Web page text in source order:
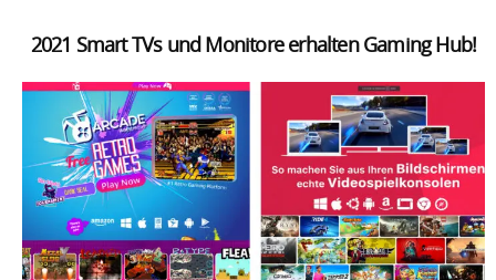
2021 Smart TVs und Monitore erhalten Gaming Hub!